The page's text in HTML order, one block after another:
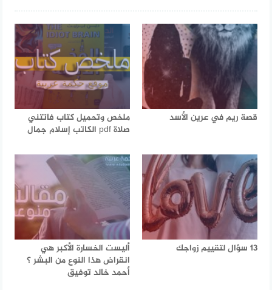
قصة ريم في عرين الأسد
ملخص وتحميل كتاب فاتتني
صلاة pdf الكاتب إسلام جمال
13 سؤال لتقييم زواجك
أليست الخسارة الأكبر هي
انقراض هذا النوع من البشر ؟
أحمد خالد توفيق